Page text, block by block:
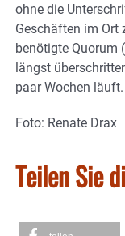
ohne die
Geschäften im Ort
benötigte Quorum
längst
paar Wochen läuft.
Foto: Renate Drax
Teilen Sie